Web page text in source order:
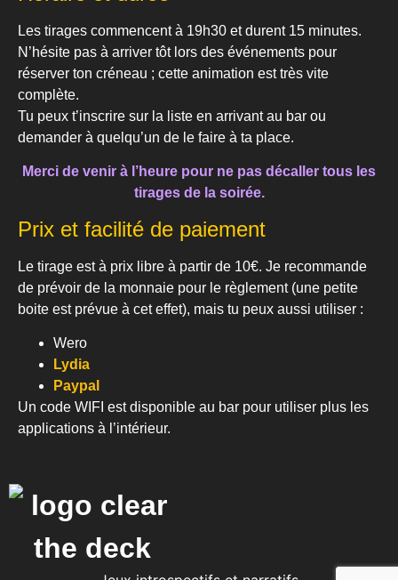
Les tirages commencent à 19h30 et durent 15 minutes.
N’hésite pas à arriver tôt lors des événements pour
réserver ton créneau ; cette animation est très vite
complète.
Tu peux t’inscrire sur la liste en arrivant au bar ou
demander à quelqu’un de le faire à ta place.
Merci de venir à l’heure pour ne pas décaller tous les
tirages de la soirée.
Prix et facilité de paiement
Le tirage est à prix libre à partir de 10€. Je recommande
de prévoir de la monnaie pour le règlement (une petite
boite est prévue à cet effet), mais tu peux aussi utiliser :
Wero
Lydia
Paypal
Un code WIFI est disponible au bar pour utiliser plus les
applications à l’intérieur.